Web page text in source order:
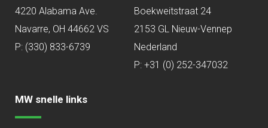
4220 Alabama Ave.
Navarre, OH 44662 VS
P: (330) 833-6739
Boekweitstraat 24
2153 GL Nieuw-Vennep
Nederland
P: +31 (0) 252-347032
MW snelle links